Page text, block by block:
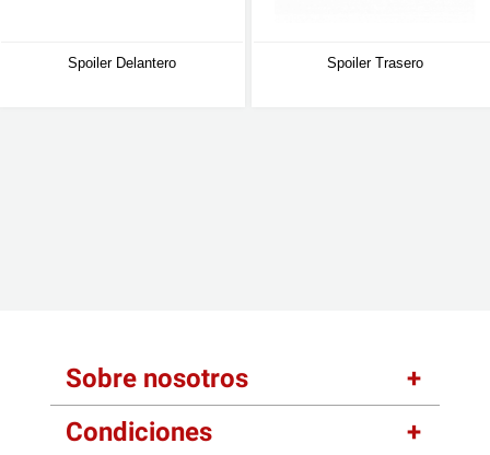
Spoiler Delantero Spoiler Trasero
Sobre nosotros
Condiciones